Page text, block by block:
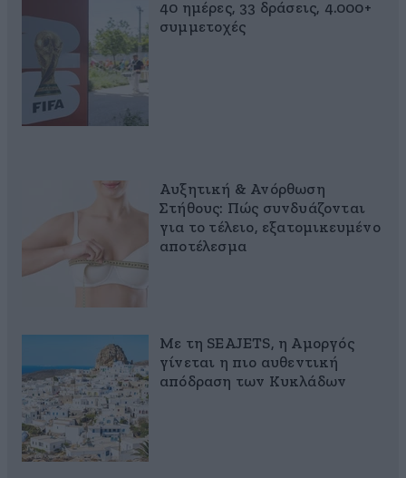
40 ημέρες, 33 δράσεις, 4.000+
συμμετοχές
Αυξητική & Ανόρθωση
Στήθους: Πώς συνδυάζονται
για το τέλειο, εξατομικευμένο
αποτέλεσμα
Με τη SEAJETS, η Αμοργός
γίνεται η πιο αυθεντική
απόδραση των Κυκλάδων